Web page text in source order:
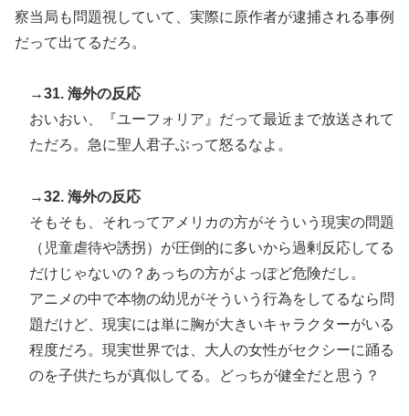
察当局も問題視していて、実際に原作者が逮捕される事例
だって出てるだろ。
→31. 海外の反応
おいおい、『ユーフォリア』だって最近まで放送されて
ただろ。急に聖人君子ぶって怒るなよ。
→32. 海外の反応
そもそも、それってアメリカの方がそういう現実の問題
（児童虐待や誘拐）が圧倒的に多いから過剰反応してる
だけじゃないの？あっちの方がよっぽど危険だし。
アニメの中で本物の幼児がそういう行為をしてるなら問
題だけど、現実には単に胸が大きいキャラクターがいる
程度だろ。現実世界では、大人の女性がセクシーに踊る
のを子供たちが真似してる。どっちが健全だと思う？